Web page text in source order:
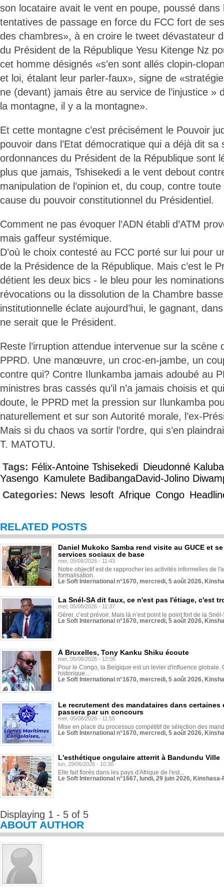
son locataire avait le vent en poupe, poussé dans
tentatives de passage en force du FCC fort de
des chambres», à en croire le tweet dévastateur
du Président de la République Yesu Kitenge Nz
cet homme désignés «s’en sont allés clopin-
et loi, étalant leur parler-faux», signe de
ne (devant) jamais être au service de l’injustice »
la montagne, il y a la montagne».
Et cette montagne c’est précisément le Pouvoir
pouvoir dans l’Etat démocratique qui a déjà dit sa
ordonnances du Président de la République sont
plus que jamais, Tshisekedi a le vent debout
manipulation de l’opinion et, du coup, contre
cause du pouvoir constitutionnel du Présidentiel.
Comment ne pas évoquer l’ADN établi d’ATM
mais gaffeur systémique.
D’où le choix contesté au FCC porté sur lui pour
de la Présidence de la République. Mais c’est le
détient les deux bics - le bleu pour les
révocations ou la dissolution de la Chambre
institutionnelle éclate aujourd’hui, le gagnant,
ne serait que le Président.
Reste l’irruption attendue intervenue sur la scène
PPRD. Une manœuvre, un croc-en-jambe, un
contre qui? Contre Ilunkamba jamais adoubé au
ministres bras cassés qu’il n’a jamais choisis et
doute, le PPRD met la pression sur Ilunkamba
naturellement et sur son Autorité morale, l’ex-
Mais si du chaos va sortir l’ordre, qui s’en
T. MATOTU.
Tags: Félix-Antoine Tshisekedi Dieudonné
Yasengo Kamulete BadibangaDavid-Jolino
Categories: News lesoft Afrique Congo
RELATED POSTS
Daniel Mukoko Samba rend visite au GUCE et
services sociaux de base
mer, 05/08/2026 - 11:43
Notre objectif est de rapprocher les activités informelles de
formalisation.
Le Soft International n°1670, mercredi, 5 août 2026,
La Snél-SA dit faux, ce n'est pas l'étiage, c'est
mer, 05/08/2026 - 11:37
Gérer, c’est prévoir. Mais là n’est point le point fort de la
Le Soft International n°1670, mercredi, 5 août 2026,
À Bruxelles, Tony Kanku Shiku écoute
mer, 05/08/2026 - 12:06
Pour le Congo, la Belgique est un levier d'influence globale.
historique...
Le Soft International n°1670, mercredi, 5 août 2026,
Le recrutement des mandataires dans
passera par un concours
mer, 05/08/2026 - 11:55
Mise en place du processus compétitif de sélection des
Le Soft International n°1670, mercredi, 5 août 2026,
L'esthétique ongulaire atterrit à Bandundu Ville
lun, 29/06/2026 - 10:30
Elle fait florès dans les pays d'Afrique de l'est...
Le Soft International n°1667, lundi, 29 juin 2026,
Displaying 1 - 5 of 5
ABOUT AUTHOR